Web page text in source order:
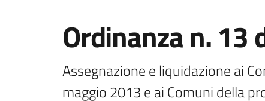
Ordinanza n. 13
Assegnazione e liquidazione ai
maggio 2013 e ai Comuni della